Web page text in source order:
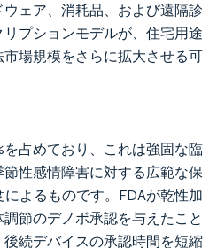
ェア、消耗品、および遠隔診
プションモデルが、住宅用途
場規模をさらに拡大させる可
を占めており、これは強固な臨
性感情障害に対する広範な保
よるものです。FDAが乾性加
節のデノボ承認を与えたこと
続デバイスの承認時間を短縮